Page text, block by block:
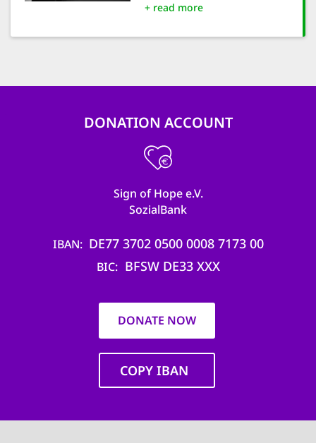
+ read more
DONATION ACCOUNT
Sign of Hope e.V.
SozialBank
IBAN DE77 3702 0500 0008 7173 00
BIC BFSW DE33 XXX
DONATE NOW
COPY IBAN